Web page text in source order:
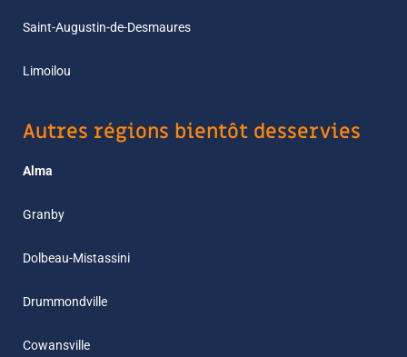
Saint-Augustin-de-Desmaures
Limoilou
Autres régions bientôt desservies
Alma
Granby
Dolbeau-Mistassini
Drummondville
Cowansville